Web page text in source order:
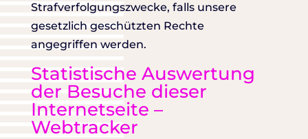
Strafverfolgungszwecke, falls unsere
gesetzlich geschützten Rechte
angegriffen werden.
Statistische Auswertung
der Besuche dieser
Internetseite –
Webtracker